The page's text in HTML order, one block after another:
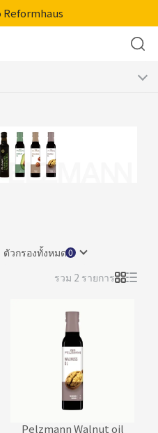
ตัวกรองทั้งหมด
รวม 2 รายการ
Pelzmann Walnut oil